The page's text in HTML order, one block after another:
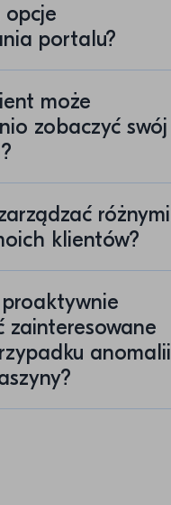
opcje
portalu?
może
zobaczyć swój
różnymi
klientów?
zainteresowane
anomalii